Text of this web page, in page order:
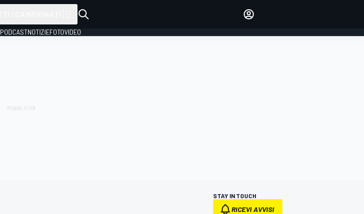
ACCEDI
PODCASTNOTIZIEFOTOVIDEO
STAY IN TOUCH
RICEVI AVVISI